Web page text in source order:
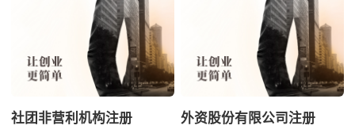
社团非营利机构注册 外资股份有限公司注册